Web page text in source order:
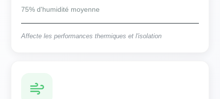
75% d'humidité moyenne
Affecte les performances thermiques et l'isolation